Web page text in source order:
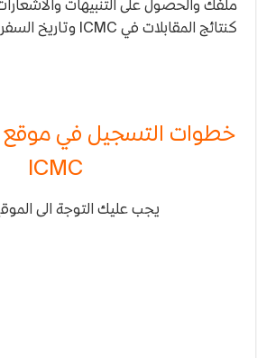
ملفك والحصول على التنبيهات
كنتائج المقابلات في ICMC وتاريخ السفر …
خطوات التسجيل في
ICMC
يجب عليك التوجة الى